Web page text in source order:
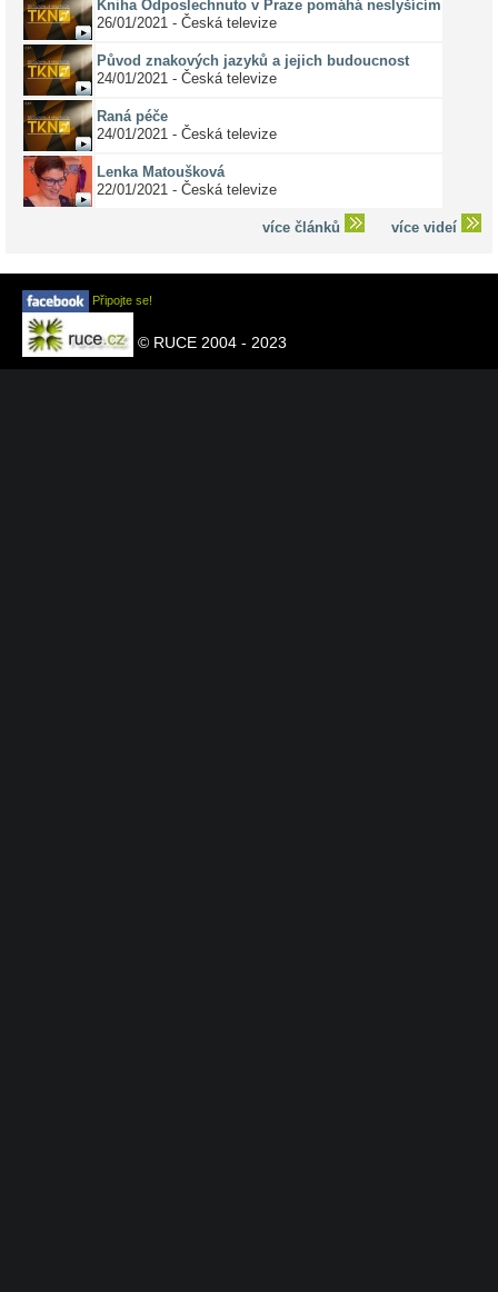
Kniha Odposlechnuto v Praze pomáhá neslyšícím
26/01/2021 - Česká televize
Původ znakových jazyků a jejich budoucnost
24/01/2021 - Česká televize
Raná péče
24/01/2021 - Česká televize
Lenka Matoušková
22/01/2021 - Česká televize
více článků více videí
Připojte se!
© RUCE 2004 - 2023